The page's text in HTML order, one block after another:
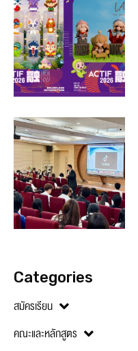
Categories
สมัครเรียน
คณะและหลักสูตร